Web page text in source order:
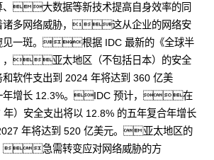
大数据等新技术提高自身效率的同
多网络威胁，这从企业的网络安
见一斑。根据 IDC 最新的《全球半
，亚太地区（不包括日本）的安全
件支出到 2024 年将达到 360 亿美
增长 12.3%。IDC 预计，在
）安全支出将以 12.8% 的五年复合年增长
年将达到 520 亿美元。亚太地区的
急需转变应对网络威胁的方